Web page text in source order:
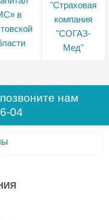
нам
04